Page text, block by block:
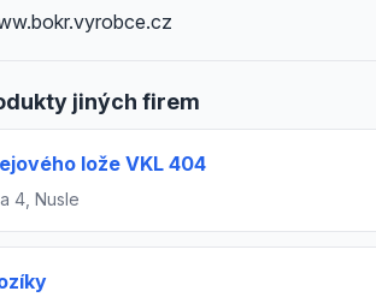
jiných firem
lože VKL 404
4, Nusle